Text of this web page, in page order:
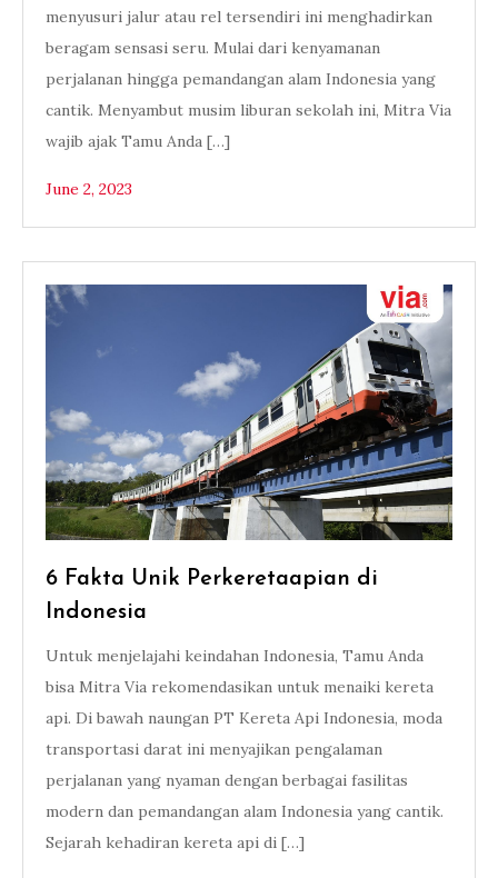
menyusuri jalur atau rel tersendiri ini menghadirkan
beragam sensasi seru. Mulai dari kenyamanan
perjalanan hingga pemandangan alam Indonesia yang
cantik. Menyambut musim liburan sekolah ini, Mitra Via
wajib ajak Tamu Anda […]
June 2, 2023
6 Fakta Unik Perkeretaapian di
Indonesia
Untuk menjelajahi keindahan Indonesia, Tamu Anda
bisa Mitra Via rekomendasikan untuk menaiki kereta
api. Di bawah naungan PT Kereta Api Indonesia, moda
transportasi darat ini menyajikan pengalaman
perjalanan yang nyaman dengan berbagai fasilitas
modern dan pemandangan alam Indonesia yang cantik.
Sejarah kehadiran kereta api di […]